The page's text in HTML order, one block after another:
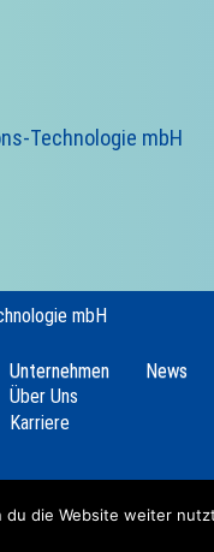
Technologie mbH
mbH
Unternehmen
Über Uns
Karriere
News
du die Website weiter